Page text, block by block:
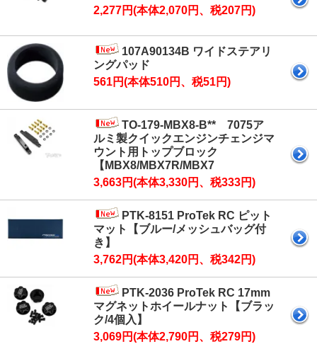
2,277円(本体2,070円、税207円)
107A90134B ワイドステアリ
ングパッド
561円(本体510円、税51円)
TO-179-MBX8-B** 7075ア
ルミ製クイックエンジンチェンジマ
ウント用トップブロック
【MBX8/MBX7R/MBX7
3,663円(本体3,330円、税333円)
PTK-8151 ProTek RC ピット
マット【ブルー/メッシュバッグ付
き】
3,762円(本体3,420円、税342円)
PTK-2036 ProTek RC 17mm
マグネットホイールナット【ブラッ
ク/4個入】
3,069円(本体2,790円、税279円)